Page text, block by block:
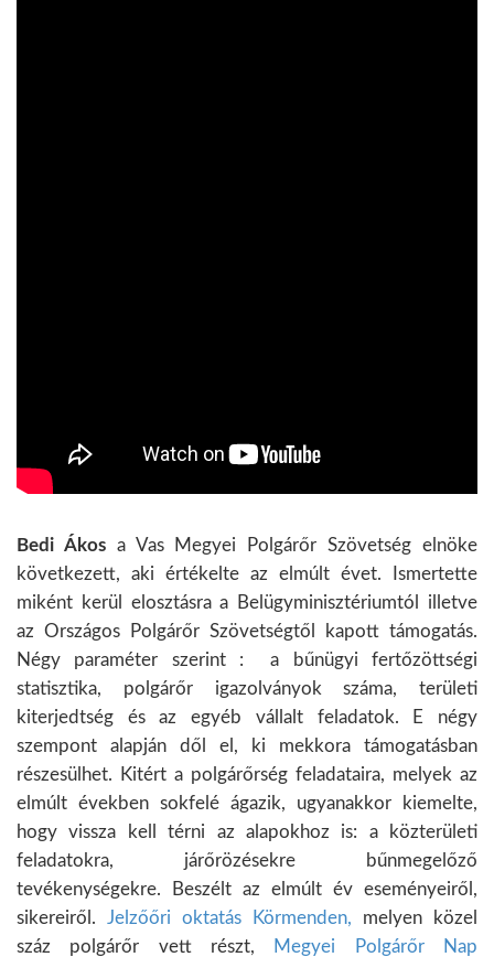
Bedi Ákosa Vas Megyei Polgárőr Szövetség elnöke
következett, aki értékelte az elmúlt évet. Ismertette
miként kerül elosztásra a Belügyminisztériumtól illetve
az Országos Polgárőr Szövetségtől kapott támogatás.
Négy paraméter szerint : a bűnügyi fertőzöttségi
statisztika, polgárőr igazolványok száma, területi
kiterjedtség és az egyéb vállalt feladatok. E négy
szempont alapján dől el, ki mekkora támogatásban
részesülhet. Kitért a polgárőrség feladataira, melyek az
elmúlt években sokfelé ágazik, ugyanakkor kiemelte,
hogy vissza kell térni az alapokhoz is: a közterületi
feladatokra, járőrözésekre bűnmegelőző
tevékenységekre. Beszélt az elmúlt év eseményeiről,
sikereiről. Jelzőőri oktatás Körmenden, melyen közel
száz polgárőr vett részt,
Megyei Polgárőr Nap